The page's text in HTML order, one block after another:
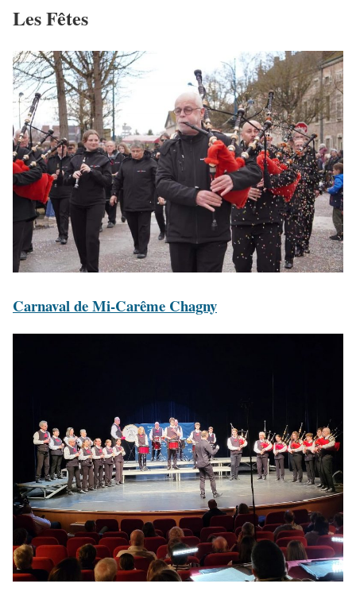
Les Fêtes
Carnaval de Mi-Carême Chagny